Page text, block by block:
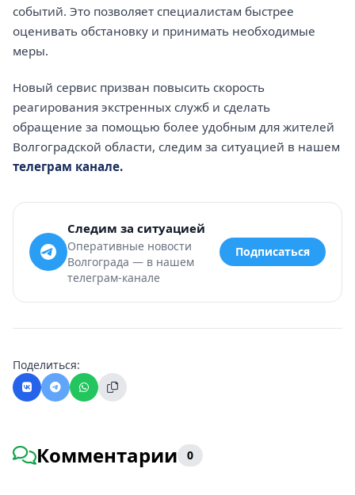
событий. Это позволяет специалистам быстрее
оценивать обстановку и принимать необходимые
меры.
Новый сервис призван повысить скорость
реагирования экстренных служб и сделать
обращение за помощью более удобным для жителей
Волгоградской области, следим за ситуацией в нашем
телеграм канале.
Следим за ситуацией
Оперативные новости
Волгограда — в нашем
телеграм-канале
Подписаться
Поделиться:
Комментарии 0